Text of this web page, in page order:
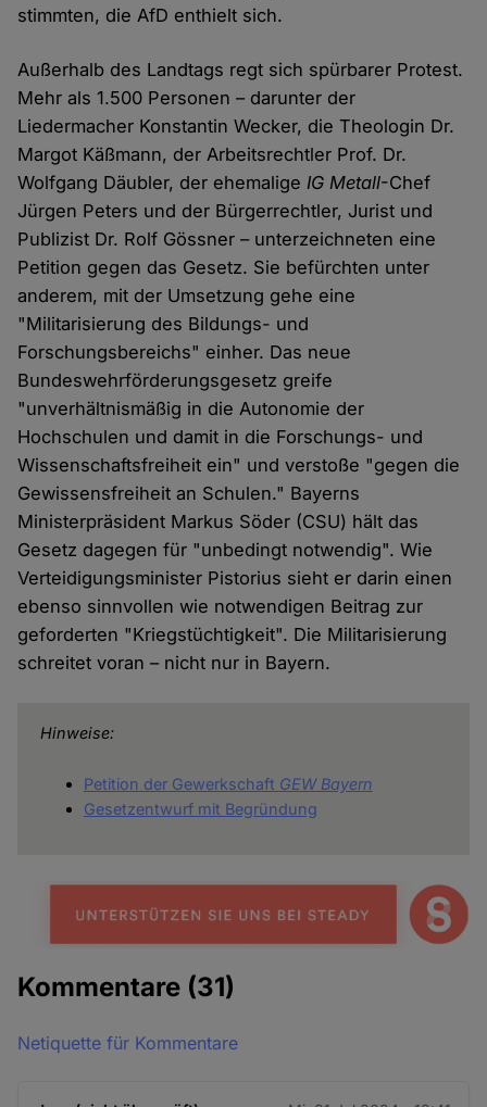
stimmten, die AfD enthielt sich.
Außerhalb des Landtags regt sich spürbarer Protest.
Mehr als 1.500 Personen – darunter der
Liedermacher Konstantin Wecker, die Theologin Dr.
Margot Käßmann, der Arbeitsrechtler Prof. Dr.
Wolfgang Däubler, der ehemaligeIG Metall-Chef
Jürgen Peters und der Bürgerrechtler, Jurist und
Publizist Dr. Rolf Gössner – unterzeichneten eine
Petition gegen das Gesetz. Sie befürchten unter
anderem, mit der Umsetzung gehe eine
"Militarisierung des Bildungs- und
Forschungsbereichs" einher. Das neue
Bundeswehrförderungsgesetz greife
"unverhältnismäßig in die Autonomie der
Hochschulen und damit in die Forschungs- und
Wissenschaftsfreiheit ein" und verstoße "gegen die
Gewissensfreiheit an Schulen." Bayerns
Ministerpräsident Markus Söder (CSU) hält das
Gesetz dagegen für "unbedingt notwendig". Wie
Verteidigungsminister Pistorius sieht er darin einen
ebenso sinnvollen wie notwendigen Beitrag zur
geforderten "Kriegstüchtigkeit". Die Militarisierung
schreitet voran – nicht nur in Bayern.
Hinweise:
Petition der Gewerkschaft GEW Bayern
Gesetzentwurf mit Begründung
Kommentare (31)
Netiquette für Kommentare